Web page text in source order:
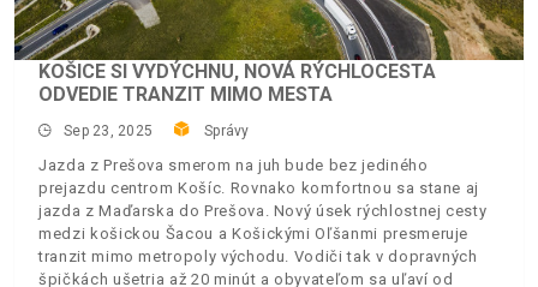
KOŠICE SI VYDÝCHNU, NOVÁ RÝCHLOCESTA
ODVEDIE TRANZIT MIMO MESTA
Sep 23, 2025 Správy
Jazda z Prešova smerom na juh bude bez jediného
prejazdu centrom Košíc. Rovnako komfortnou sa stane aj
jazda z Maďarska do Prešova. Nový úsek rýchlostnej cesty
medzi košickou Šacou a Košickými Oľšanmi presmeruje
tranzit mimo metropoly východu. Vodiči tak v dopravných
špičkách ušetria až 20 minút a obyvateľom sa uľaví od